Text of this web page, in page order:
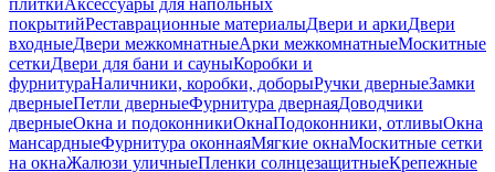
плиткиАксессуары для напольных
покрытийРеставрационные материалыДвери и аркиДвери
входныеДвери межкомнатныеАрки межкомнатныеМоскитные
сеткиДвери для бани и сауныКоробки и
фурнитураНаличники, коробки, доборыРучки дверныеЗамки
дверныеПетли дверныеФурнитура двернаяДоводчики
дверныеОкна и подоконникиОкнаПодоконники, отливыОкна
мансардныеФурнитура оконнаяМягкие окнаМоскитные сетки
на окнаЖалюзи уличныеПленки солнцезащитныеКрепежные